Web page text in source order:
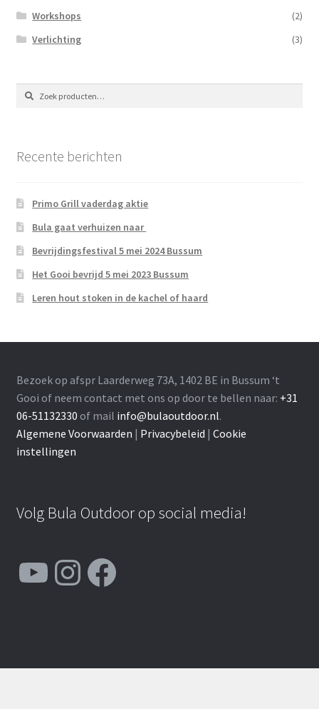
Workshops
(2)
Verlichting
(3)
Zoeken
naar:
Zoeken
Recente berichten
Primo Grill vaderdag aktie
Bula gaat verhuizen naar
Bevrijdingsfestival 5 mei 2024 Bussum
Het Gooi bevrijd 5 mei 2023 Bussum
Leren hout stoken in de kachel of haard
Bezoek op afspr Laarderweg 73A, 1402 BE in Bussum ‘t
Gooi of neem contact met ons op door te bellen naar: +31
06-51132330 of mail info@bulaoutdoor.nl.
Algemene Voorwaarden | Privacybeleid | Cookie
instellingen
Volg Bula Outdoor op social media!
YouTube Instagram Facebook